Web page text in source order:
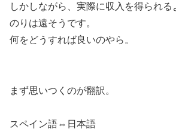
しかしながら、実際に収入を得られ
のりは遠そうです。
何をどうすれば良いのやら。
まず思いつくのが翻訳。
スペイン語⇔日本語